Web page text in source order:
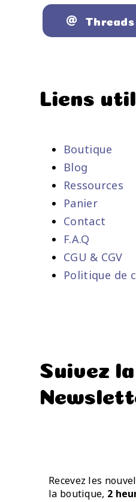
Threads
Liens
Boutique
Blog
Ressources
Panier
Contact
F.A.Q
CGU & CGV
Politique de
Suivez la
Recevez les
la boutique, 2